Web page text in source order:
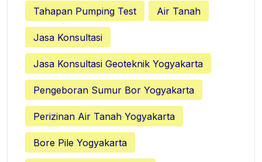
Tahapan Pumping Test Air Tanah
Jasa Konsultasi
Jasa Konsultasi Geoteknik Yogyakarta
Pengeboran Sumur Bor Yogyakarta
Perizinan Air Tanah Yogyakarta
Bore Pile Yogyakarta